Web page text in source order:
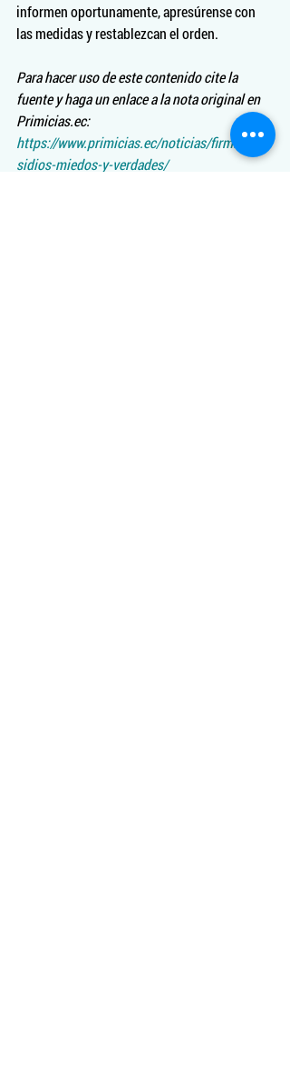
informen oportunamente, apresúrense con
las medidas y restablezcan el orden.
Para hacer uso de este contenido cite la
fuente y haga un enlace a la nota original en
Primicias.ec:
https://www.primicias.ec/noticias/firmas/sub
sidios-miedos-y-verdades/